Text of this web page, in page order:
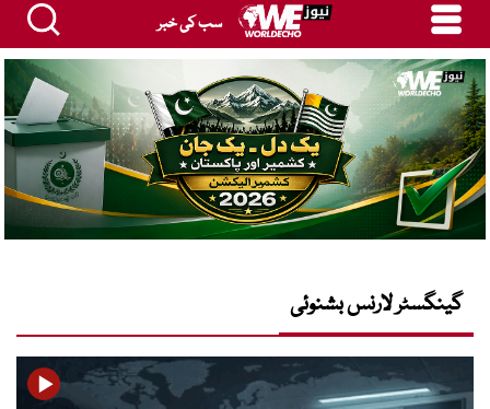
سب کی خبر
گینگسٹر لارنس بشنوئی